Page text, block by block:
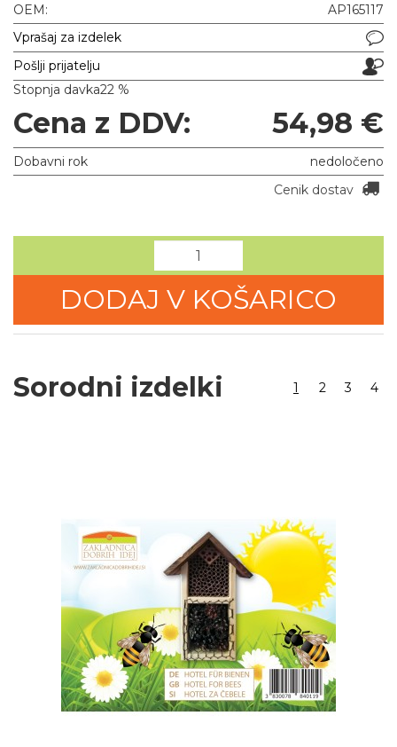
OEM:
AP165117
Vprašaj za izdelek
Pošlji prijatelju
Stopnja davka22 %
Cena z DDV: 54,98 €
Dobavni rok
nedoločeno
Cenik dostav
DODAJ V KOŠARICO
Sorodni izdelki 1 2 3 4